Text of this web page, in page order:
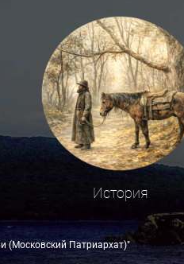
История
(Московский Патриархат)"